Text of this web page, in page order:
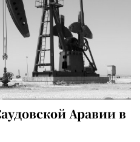
Аравии в